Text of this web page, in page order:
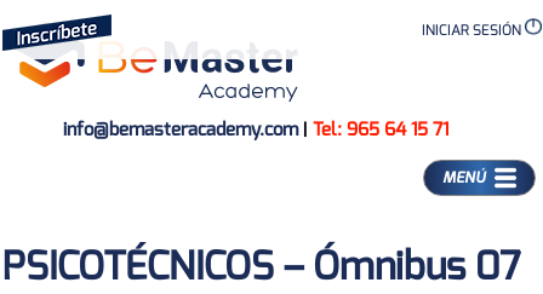
INICIAR SESIÓN
info@bemasteracademy.com| Tel: 965 64 15 71
MENÚ
PSICOTÉCNICOS – Ómnibus 07